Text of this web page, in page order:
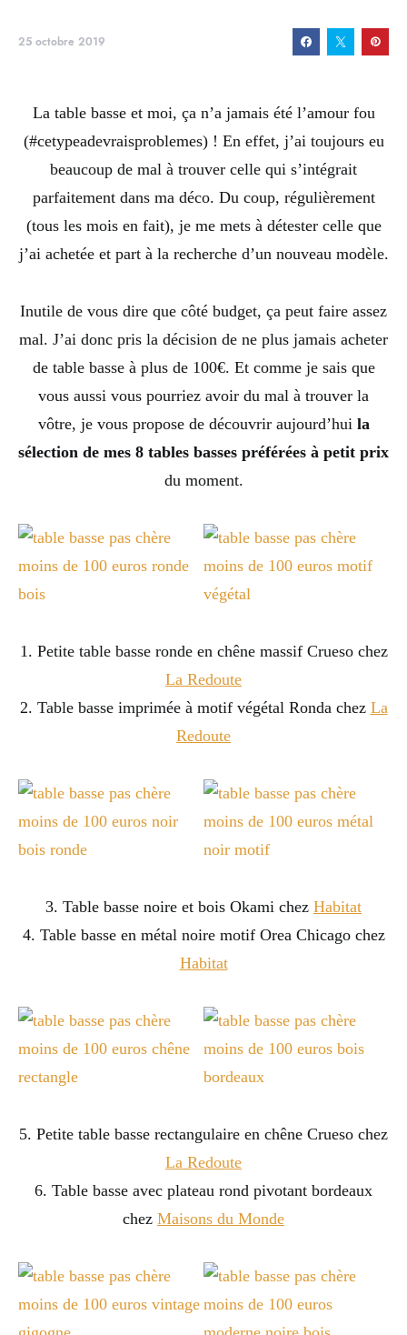
25 octobre 2019
La table basse et moi, ça n’a jamais été l’amour fou
(#cetypeadevraisproblemes) ! En effet, j’ai toujours eu
beaucoup de mal à trouver celle qui s’intégrait
parfaitement dans ma déco. Du coup, régulièrement
(tous les mois en fait), je me mets à détester celle que
j’ai achetée et part à la recherche d’un nouveau modèle.
Inutile de vous dire que côté budget, ça peut faire assez
mal. J’ai donc pris la décision de ne plus jamais acheter
de table basse à plus de 100€. Et comme je sais que
vous aussi vous pourriez avoir du mal à trouver la
vôtre, je vous propose de découvrir aujourd’hui la
sélection de mes 8 tables basses préférées à petit prix
du moment.
1. Petite table basse ronde en chêne massif Crueso chez
La Redoute
2. Table basse imprimée à motif végétal Ronda chez La
Redoute
3. Table basse noire et bois Okami chez Habitat
4. Table basse en métal noire motif Orea Chicago chez
Habitat
5. Petite table basse rectangulaire en chêne Crueso chez
La Redoute
6. Table basse avec plateau rond pivotant bordeaux
chez Maisons du Monde